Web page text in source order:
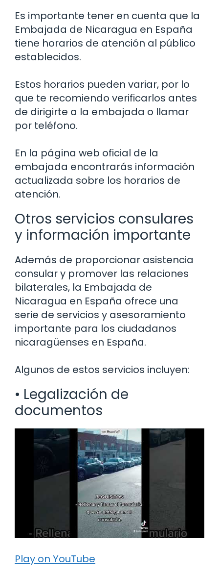
Es importante tener en cuenta que la
Embajada de Nicaragua en España
tiene horarios de atención al público
establecidos.
Estos horarios pueden variar, por lo
que te recomiendo verificarlos antes
de dirigirte a la embajada o llamar
por teléfono.
En la página web oficial de la
embajada encontrarás información
actualizada sobre los horarios de
atención.
Otros servicios consulares
y información importante
Además de proporcionar asistencia
consular y promover las relaciones
bilaterales, la Embajada de
Nicaragua en España ofrece una
serie de servicios y asesoramiento
importante para los ciudadanos
nicaragüenses en España.
Algunos de estos servicios incluyen:
• Legalización de
documentos
Play on YouTube